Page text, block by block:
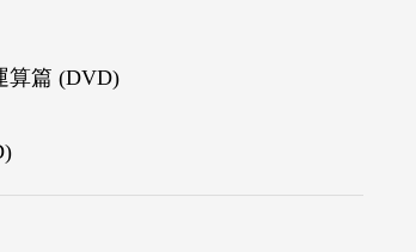
問題。等分除問題在題目要求全部
較能掌握除數是整數的問題，較無
所謂的「顛倒相乘」，指在計算分
，這種做法不會產生餘數，當學童
們利用「顛倒相乘」的分數除法算
除問題」的答案。
算篇 (DVD)